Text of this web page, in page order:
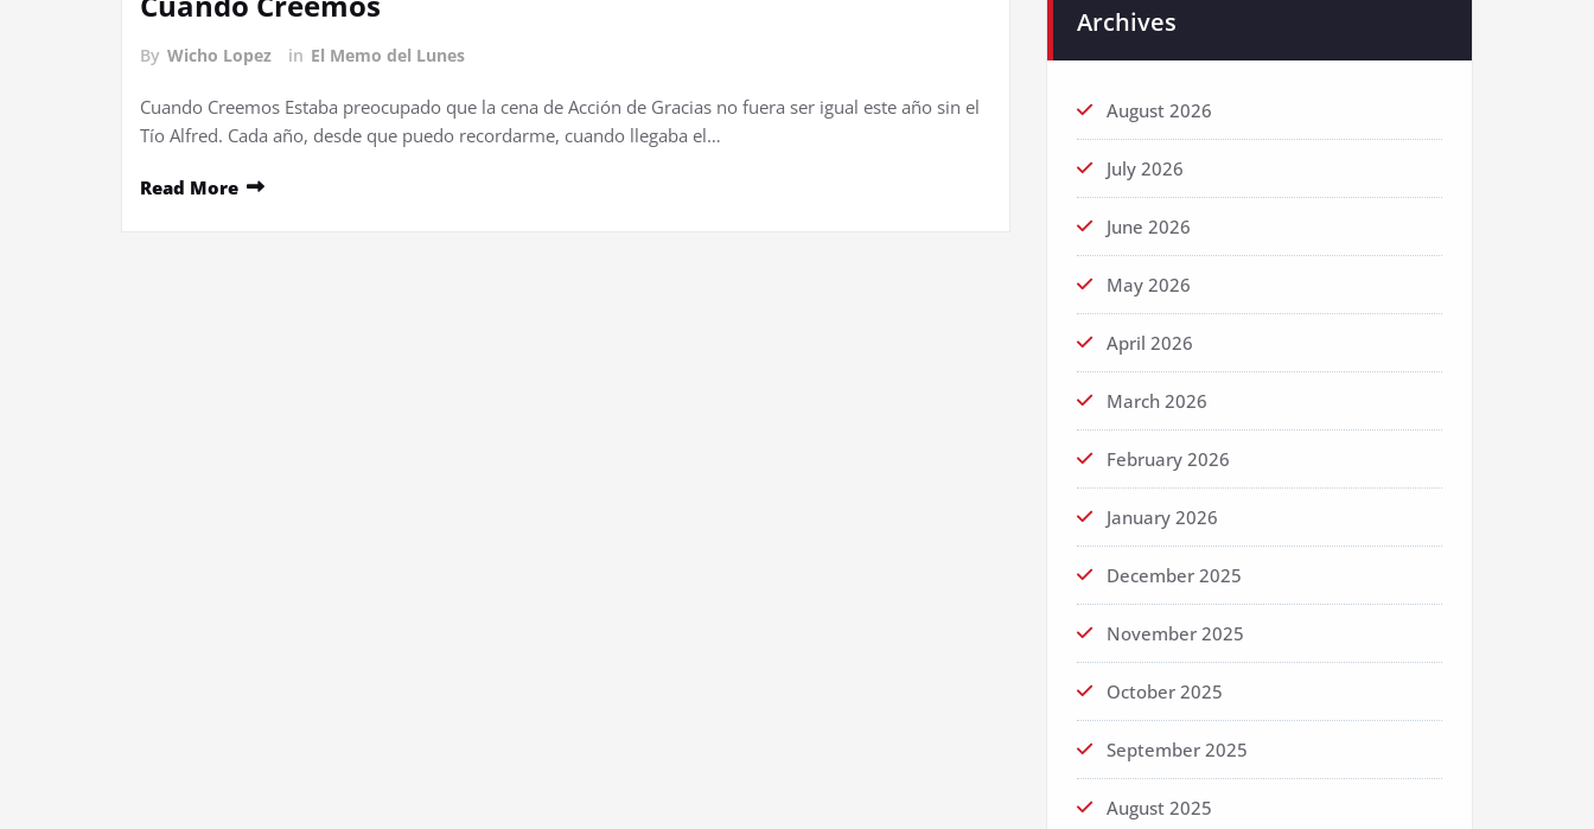
By Wicho Lopez in El Memo del Lunes
Cuando Creemos Estaba preocupado que la cena de Acción de Gracias no fuera ser igual este año sin el
Tío Alfred. Cada año, desde que puedo recordarme, cuando llegaba el…
Read More
Archives
August 2026
July 2026
June 2026
May 2026
April 2026
March 2026
February 2026
January 2026
December 2025
November 2025
October 2025
September 2025
August 2025